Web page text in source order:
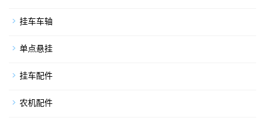
挂车车轴
单点悬挂
挂车配件
农机配件